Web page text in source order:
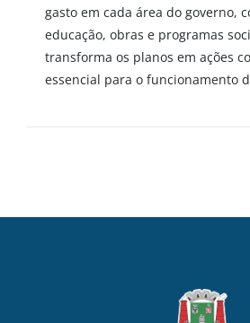
gasto em cada área do governo,
educação, obras e programas
transforma os planos em ações
essencial para o funcionamento